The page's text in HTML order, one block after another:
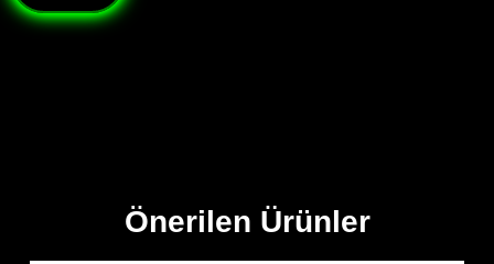
Önerilen Ürünler